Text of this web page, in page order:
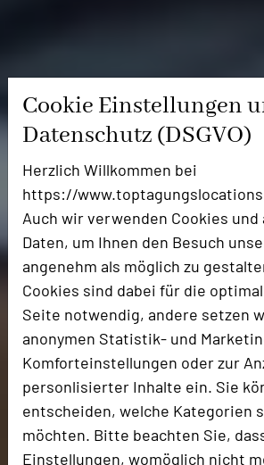
Cookie Einstellungen
Datenschutz (DSGVO)
Herzlich Willkommen bei
https://
Auch wir verwenden Cookies
Daten, um Ihnen den Besuch
angenehm als möglich zu
Cookies sind dabei für die
Seite notwendig, andere setzen
anonymen Statistik- und
Komforteinstellungen oder zur
personlisierter Inhalte ein. Sie
entscheiden, welche Kategorien
möchten. Bitte beachten Sie,
Einstellungen, womöglich nicht